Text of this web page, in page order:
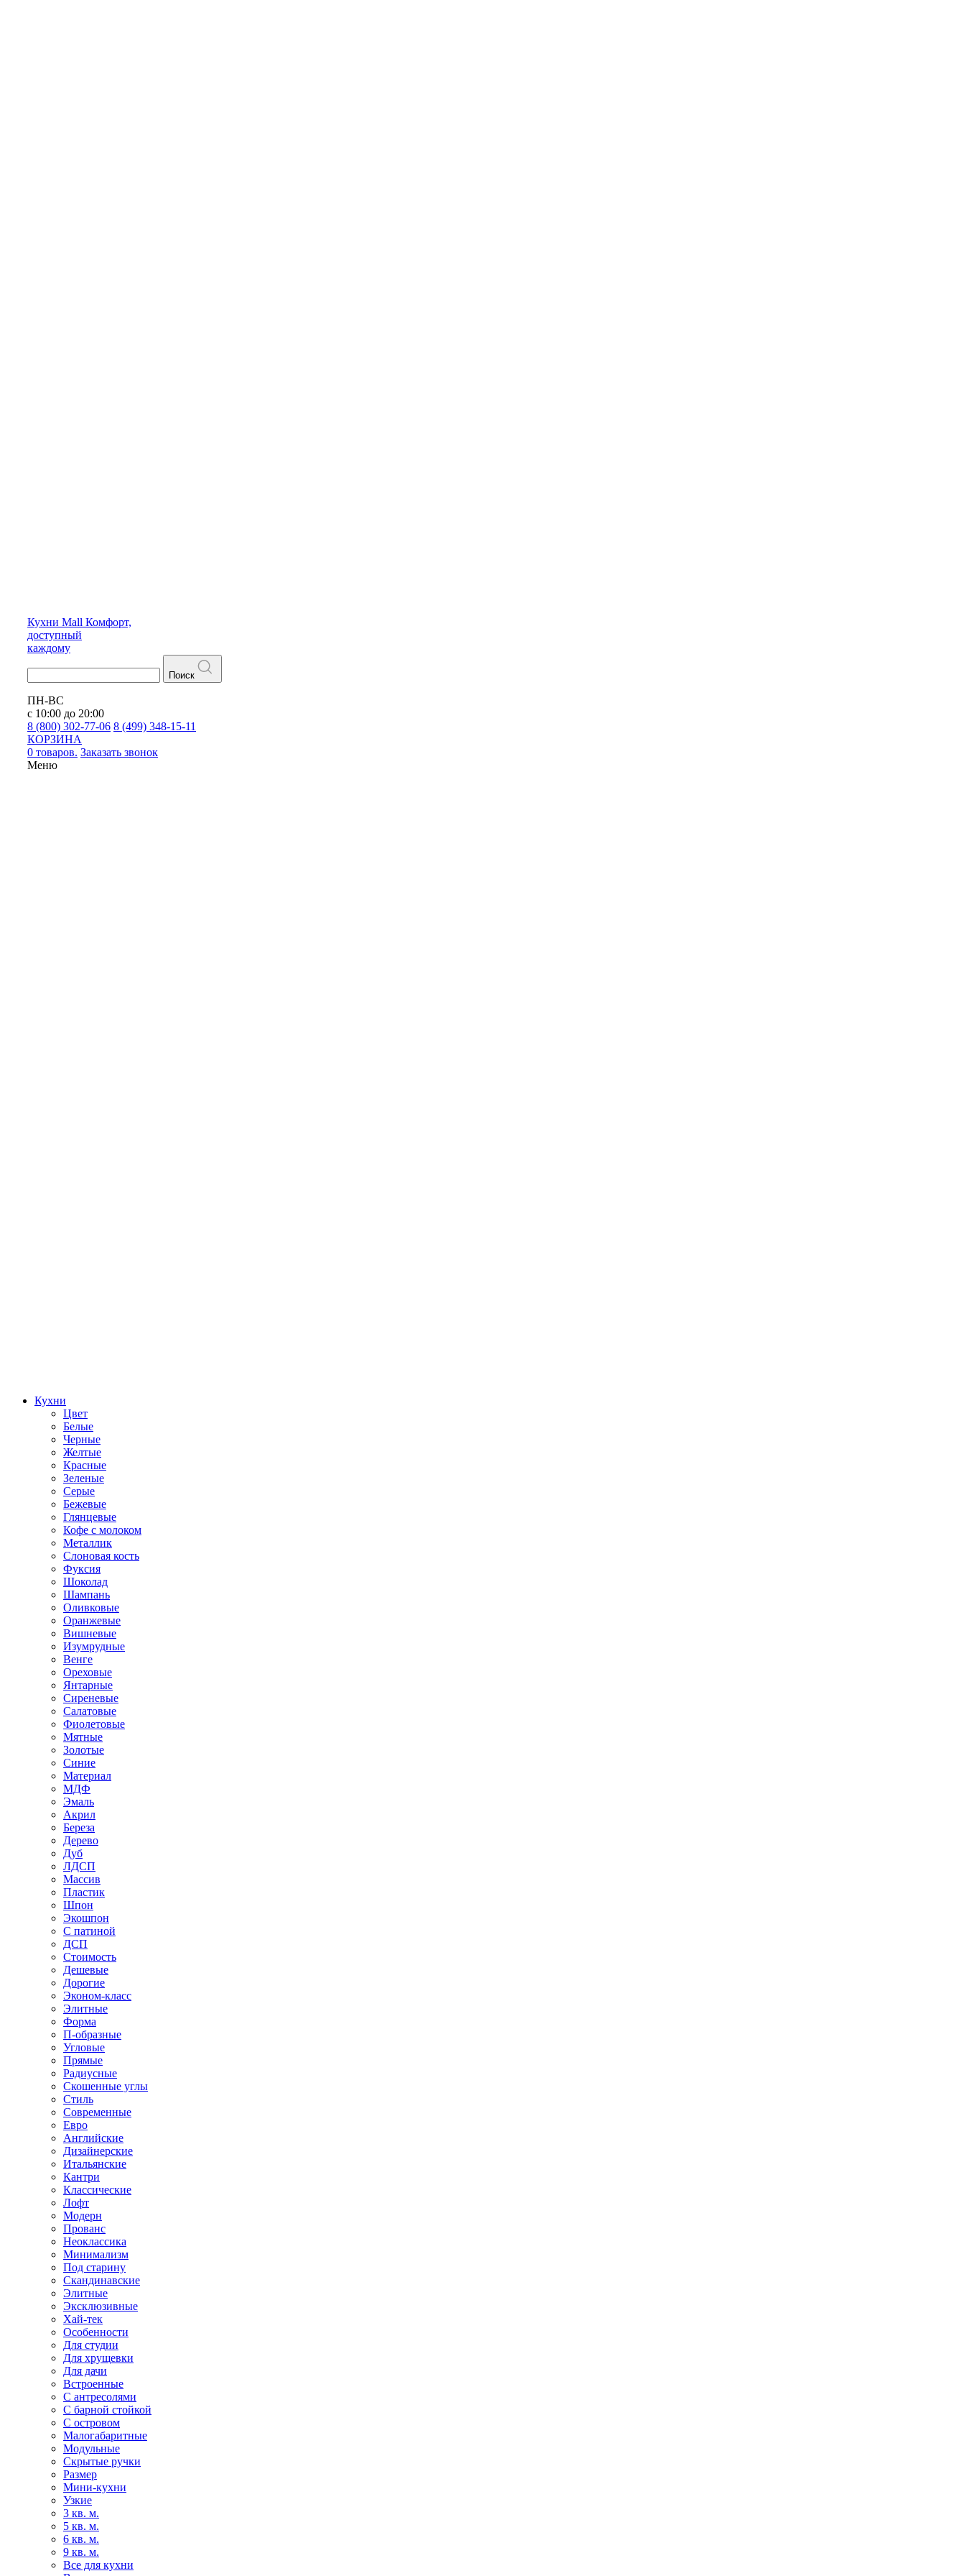
Кухни Mall Комфорт,
доступный
каждому
Поиск
ПН-ВС
с 10:00 до 20:00
8 (800) 302-77-06 8 (499) 348-15-11
КОРЗИНА
0 товаров. Заказать звонок
Меню
Кухни
Цвет
Белые
Черные
Желтые
Красные
Зеленые
Серые
Бежевые
Глянцевые
Кофе с молоком
Металлик
Слоновая кость
Фуксия
Шоколад
Шампань
Оливковые
Оранжевые
Вишневые
Изумрудные
Венге
Ореховые
Янтарные
Сиреневые
Салатовые
Фиолетовые
Мятные
Золотые
Синие
Материал
МДФ
Эмаль
Акрил
Береза
Дерево
Дуб
ЛДСП
Массив
Пластик
Шпон
Экошпон
С патиной
ДСП
Стоимость
Дешевые
Дорогие
Эконом-класс
Элитные
Форма
П-образные
Угловые
Прямые
Радиусные
Скошенные углы
Стиль
Современные
Евро
Английские
Дизайнерские
Итальянские
Кантри
Классические
Лофт
Модерн
Прованс
Неоклассика
Минимализм
Под старину
Скандинавские
Элитные
Эксклюзивные
Хай-тек
Особенности
Для студии
Для хрущевки
Для дачи
Встроенные
С антресолями
С барной стойкой
С островом
Малогабаритные
Модульные
Скрытые ручки
Размер
Мини-кухни
Узкие
3 кв. м.
5 кв. м.
6 кв. м.
9 кв. м.
Все для кухни